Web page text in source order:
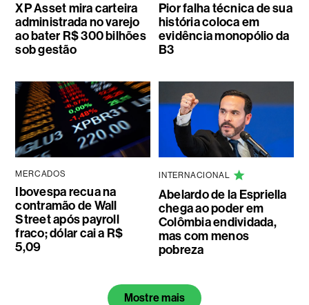
XP Asset mira carteira
administrada no varejo
ao bater R$ 300 bilhões
sob gestão
Pior falha técnica de sua
história coloca em
evidência monopólio da
B3
MERCADOS
Ibovespa recua na
contramão de Wall
Street após payroll
fraco; dólar cai a R$
5,09
INTERNACIONAL
Abelardo de la Espriella
chega ao poder em
Colômbia endividada,
mas com menos
pobreza
Mostre mais